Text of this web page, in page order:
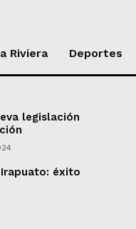
Riviera Deportes
legislación
éxito